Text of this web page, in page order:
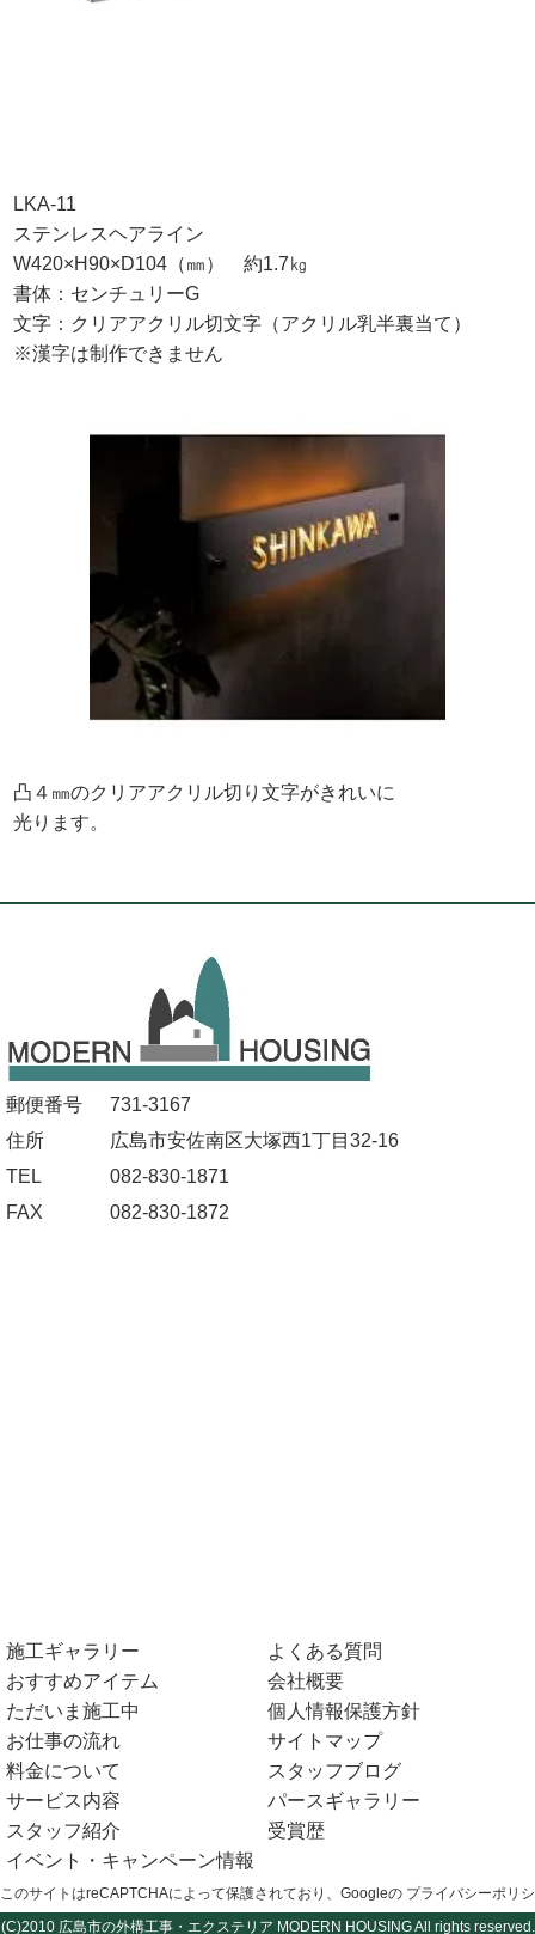
LKA-11
ステンレスヘアライン
W420×H90×D104（㎜） 約1.7㎏
書体：センチュリーG
文字：クリアアクリル切文字（アクリル乳半裏当て）
※漢字は制作できません
凸４㎜のクリアアクリル切り文字がきれいに
光ります。
郵便番号
731-3167
住所
広島市安佐南区大塚西1丁目32-16
TEL
082-830-1871
FAX
082-830-1872
施工ギャラリー
おすすめアイテム
ただいま施工中
お仕事の流れ
料金について
サービス内容
スタッフ紹介
イベント・キャンペーン情報
よくある質問
会社概要
個人情報保護方針
サイトマップ
スタッフブログ
パースギャラリー
受賞歴
このサイトはreCAPTCHAによって保護されており、Googleの プライバシーポリ
(C)2010 広島市の外構工事・エクステリア MODERN HOUSING All rights reserved.